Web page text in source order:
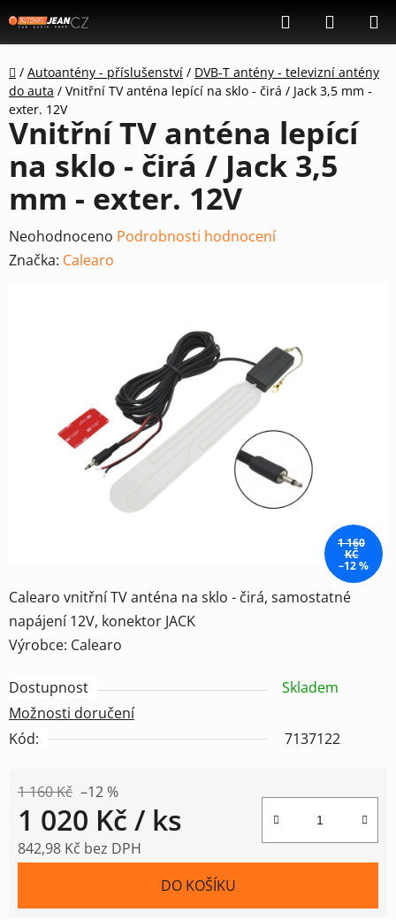
na
obsah
Hledat
KOŠÍK
Domů
/ Autoantény - příslušenství / DVB-T antény - televizní antény
do auta / Vnitřní TV anténa lepící na sklo - čirá / Jack 3,5 mm -
exter. 12V
Calearo vnitřní TV anténa na sklo - čirá, samostatné
napájení 12V, konektor JACK
Výrobce: Calearo
Dostupnost
Skladem
Možnosti doručení
Kód:
7137122
1 160 Kč –12 %
1 020 Kč / ks
842,98 Kč bez DPH
DO KOŠÍKU
Vnitřní TV anténa lepící
na sklo - čirá / Jack 3,5
mm - exter. 12V
Průměrné
hodnocení
Neohodnoceno Podrobnosti hodnocení
Značka: Calearo
1 160
KČ
–12 %